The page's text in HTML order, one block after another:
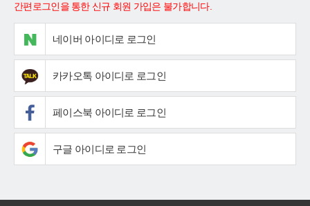
간편로그인을 통한 신규 회원 가입은 불가합니다.
네이버 아이디로 로그인
카카오톡 아이디로 로그인
페이스북 아이디로 로그인
구글 아이디로 로그인